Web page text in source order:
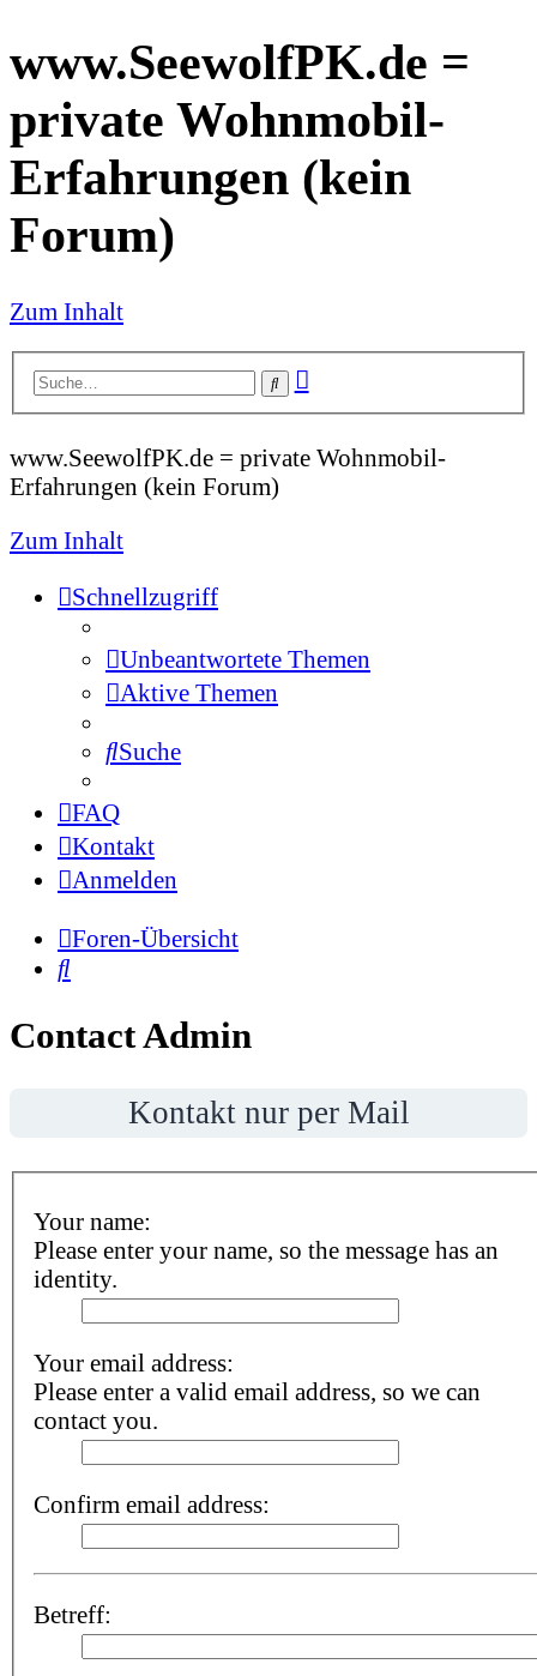
www.SeewolfPK.de =
private Wohnmobil-
Erfahrungen (kein
Forum)
Zum Inhalt
SucheErweiterte
www.SeewolfPK.de = private Wohnmobil-
Erfahrungen (kein Forum)
Zum Inhalt
Schnellzugriff
Unbeantwortete Themen
Aktive Themen
Suche
FAQ
Kontakt
Anmelden
Foren-Übersicht
Contact Admin
Kontakt nur per Mail
Your name:
Please enter your name, so the message has an
identity.
Your email address:
Please enter a valid email address, so we can
contact you.
Confirm email address:
Betreff: